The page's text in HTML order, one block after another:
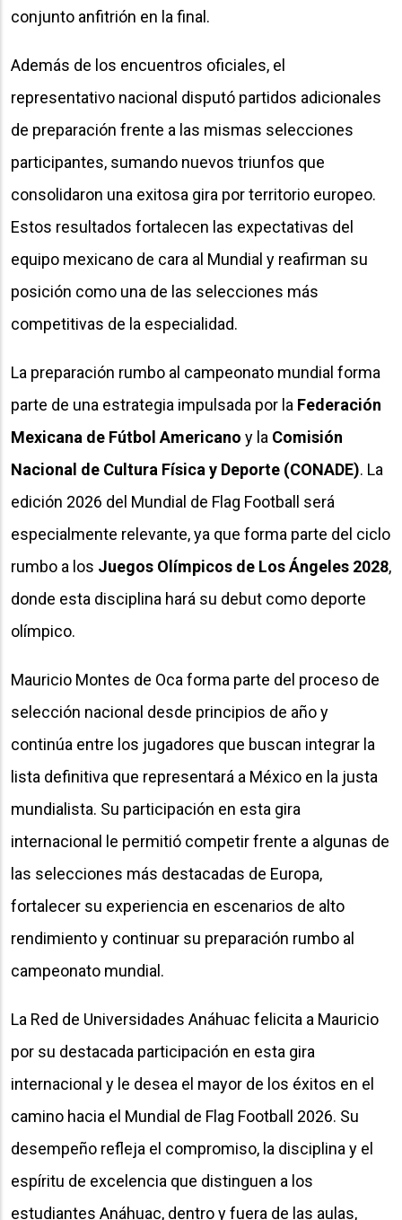
conjunto anfitrión en la final.
Además de los encuentros oficiales, el
representativo nacional disputó partidos adicionales
de preparación frente a las mismas selecciones
participantes, sumando nuevos triunfos que
consolidaron una exitosa gira por territorio europeo.
Estos resultados fortalecen las expectativas del
equipo mexicano de cara al Mundial y reafirman su
posición como una de las selecciones más
competitivas de la especialidad.
La preparación rumbo al campeonato mundial forma
parte de una estrategia impulsada por la Federación
Mexicana de Fútbol Americano y la Comisión
Nacional de Cultura Física y Deporte (CONADE). La
edición 2026 del Mundial de Flag Football será
especialmente relevante, ya que forma parte del ciclo
rumbo a los Juegos Olímpicos de Los Ángeles 2028,
donde esta disciplina hará su debut como deporte
olímpico.
Mauricio Montes de Oca forma parte del proceso de
selección nacional desde principios de año y
continúa entre los jugadores que buscan integrar la
lista definitiva que representará a México en la justa
mundialista. Su participación en esta gira
internacional le permitió competir frente a algunas de
las selecciones más destacadas de Europa,
fortalecer su experiencia en escenarios de alto
rendimiento y continuar su preparación rumbo al
campeonato mundial.
La Red de Universidades Anáhuac felicita a Mauricio
por su destacada participación en esta gira
internacional y le desea el mayor de los éxitos en el
camino hacia el Mundial de Flag Football 2026. Su
desempeño refleja el compromiso, la disciplina y el
espíritu de excelencia que distinguen a los
estudiantes Anáhuac, dentro y fuera de las aulas,